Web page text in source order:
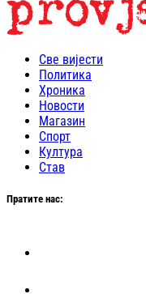
Све вијести
Политика
Хроника
Новости
Магазин
Спорт
Култура
Став
Пратите нас: